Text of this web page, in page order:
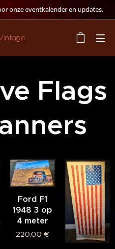
onze eventkalender en updates.
Flags
Ford F1
1948 3 op
4 meter
220,00 €